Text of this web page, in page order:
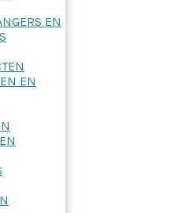
EN
EN